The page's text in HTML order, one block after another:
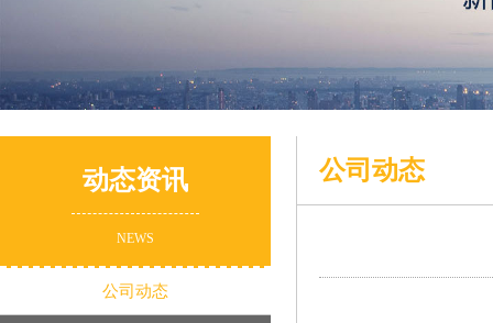
动态资讯
NEWS
公司动态
公司动态